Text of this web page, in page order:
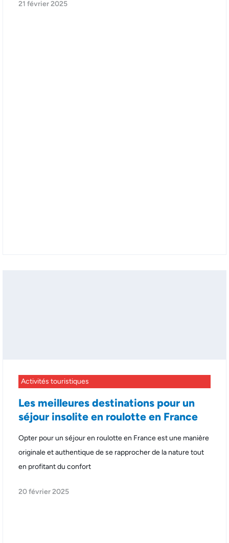
21 février 2025
Activités touristiques
Les meilleures destinations pour un
séjour insolite en roulotte en France
Opter pour un séjour en roulotte en France est une manière
originale et authentique de se rapprocher de la nature tout
en profitant du confort
20 février 2025